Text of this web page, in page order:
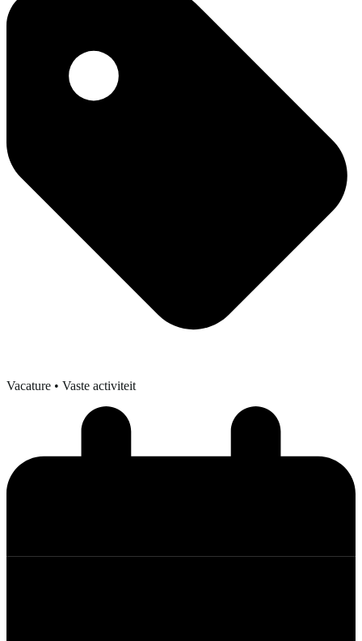
Vacature • Vaste activiteit